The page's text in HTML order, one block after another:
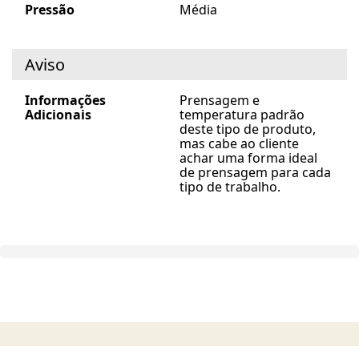
Pressão Média
Aviso
Informações
Adicionais
Prensagem e
temperatura padrão
deste tipo de produto,
mas cabe ao cliente
achar uma forma ideal
de prensagem para cada
tipo de trabalho.